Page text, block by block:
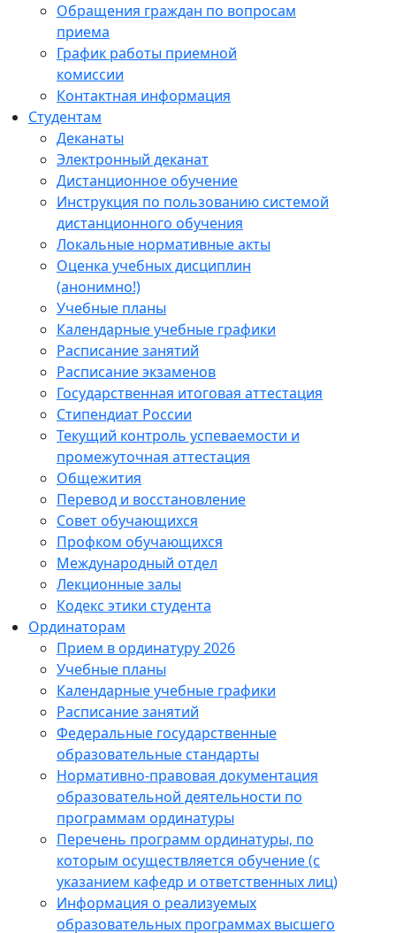
Обращения граждан по вопросам
приема
График работы приемной
комиссии
Контактная информация
Студентам
Деканаты
Электронный деканат
Дистанционное обучение
Инструкция по пользованию системой
дистанционного обучения
Локальные нормативные акты
Оценка учебных дисциплин
(анонимно!)
Учебные планы
Календарные учебные графики
Расписание занятий
Расписание экзаменов
Государственная итоговая аттестация
Стипендиат России
Текущий контроль успеваемости и
промежуточная аттестация
Общежития
Перевод и восстановление
Совет обучающихся
Профком обучающихся
Международный отдел
Лекционные залы
Кодекс этики студента
Ординаторам
Прием в ординатуру 2026
Учебные планы
Календарные учебные графики
Расписание занятий
Федеральные государственные
образовательные стандарты
Нормативно-правовая документация
образовательной деятельности по
программам ординатуры
Перечень программ ординатуры, по
которым осуществляется обучение (с
указанием кафедр и ответственных лиц)
Информация о реализуемых
образовательных программах высшего